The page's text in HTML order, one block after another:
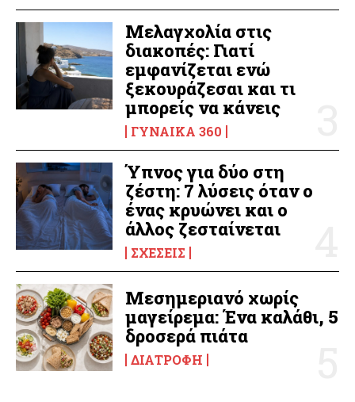
Μελαγχολία στις
διακοπές: Γιατί
εμφανίζεται ενώ
ξεκουράζεσαι και τι
μπορείς να κάνεις
ΓΥΝΑΊΚΑ 360
Ύπνος για δύο στη
ζέστη: 7 λύσεις όταν ο
ένας κρυώνει και ο
άλλος ζεσταίνεται
ΣΧΈΣΕΙΣ
Μεσημεριανό χωρίς
μαγείρεμα: Ένα καλάθι, 5
δροσερά πιάτα
ΔΙΑΤΡΟΦΉ